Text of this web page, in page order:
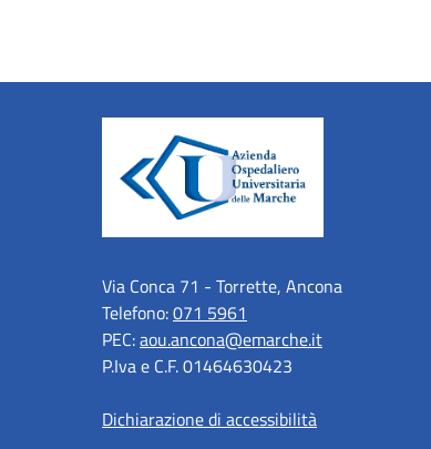
Via Conca 71 - Torrette, Ancona
Telefono:071 5961
PEC:aou.ancona@emarche.it
P.Iva e C.F. 01464630423
Dichiarazione di accessibilità